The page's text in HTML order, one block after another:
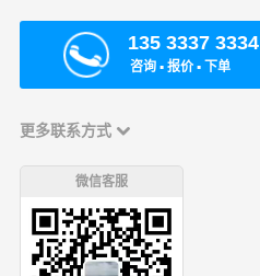
135 3337 3334
咨询 ▪ 报价 ▪ 下单
更多联系方式
微信客服